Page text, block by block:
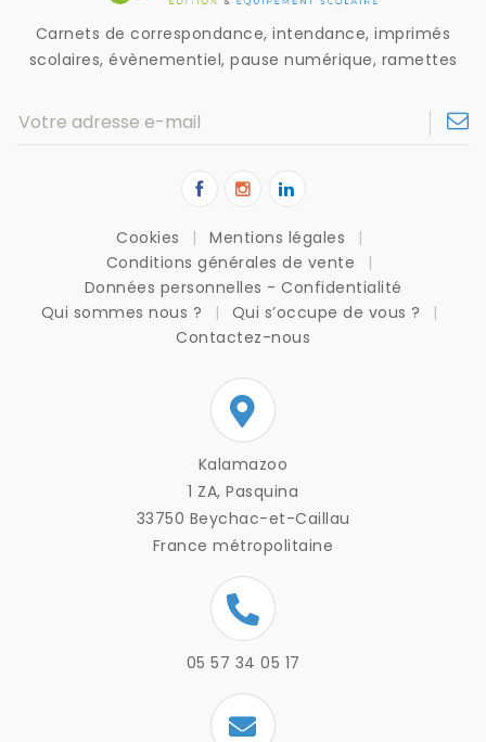
Carnets de correspondance, intendance, imprimés
scolaires, évènementiel, pause numérique, ramettes
Cookies
Mentions légales
Conditions générales de vente
Données personnelles - Confidentialité
Qui sommes nous ?
Qui s’occupe de vous ?
Contactez-nous
Kalamazoo
1 ZA, Pasquina
33750 Beychac-et-Caillau
France métropolitaine
05 57 34 05 17